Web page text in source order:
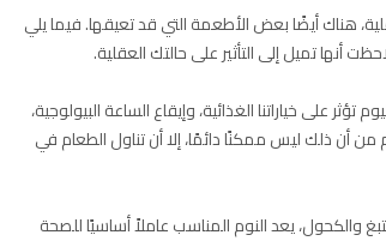
هناك أيضًا بعض الأطعمة التي قد تعيقها. فيما يلي
أنها تميل إلى التأثير على حالتك العقلية.
على خياراتنا الغذائية، وإيقاع الساعة البيولوجية،
من أن ذلك ليس ممكنًا دائمًا، إلا أن تناول الطعام في
والكحول، يعد النوم المناسب عاملاً أساسيًا للصحة